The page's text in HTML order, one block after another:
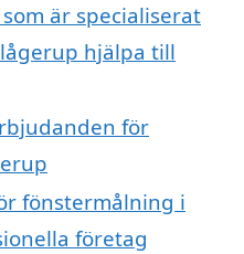
är specialiserat
hjälpa till
för
fönstermålning i
företag